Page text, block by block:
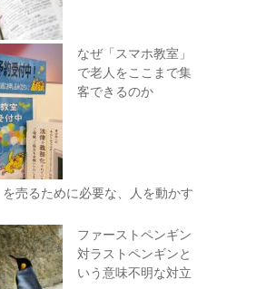
なぜ「スマホ教室」
で老人をここまで集
客できるのか
を売るために必要な、人を動かす
ファーストペンギン
対ラストペンギンと
いう意味不明な対立